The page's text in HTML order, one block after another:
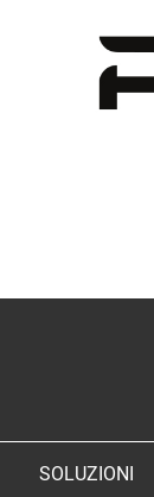
SOLUZIONI